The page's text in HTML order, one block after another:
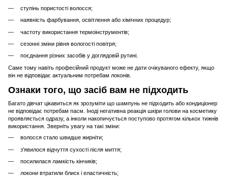
ступінь пористості волосся;
наявність фарбування, освітлення або хімічних процедур;
частоту використання термоінструментів;
сезонні зміни рівня вологості повітря;
поєднання різних засобів у доглядовій рутині.
Саме тому навіть професійний продукт може не дати очікуваного ефекту, якщо
він не відповідає актуальним потребам локонів.
Ознаки того, що засіб вам не підходить
Багато дівчат цікавиться як зрозуміти що шампунь не підходить або кондиціонер
не відповідає потребам пасм. Іноді негативна реакція шкіри голови на косметику
проявляється одразу, а інколи накопичується поступово протягом кількох тижнів
використання. Зверніть увагу на такі зміни:
волосся стало швидше жирніти;
з'явилося відчуття сухості після миття;
посилилася ламкість кінчиків;
локони втратили блиск і еластичність;